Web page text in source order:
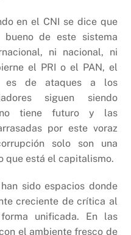
en el CNI se dice que
bueno de este sistema
ni nacional, ni
el PRI o el PAN, el
es de ataques a los
siguen siendo
no tiene futuro y las
por este voraz
solo son una
que está el capitalismo.
sido espacios donde
creciente de crítica al
unificada. En las
el ambiente fresco de